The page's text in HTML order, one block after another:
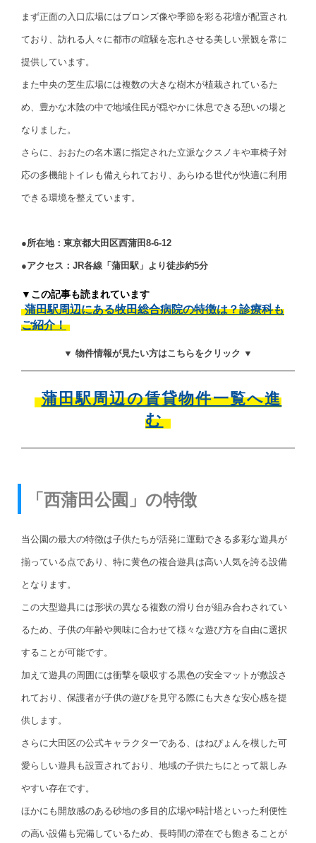
まず正面の入口広場にはブロンズ像や季節を彩る花壇が配置され
ており、訪れる人々に都市の喧騒を忘れさせる美しい景観を常に
提供しています。
また中央の芝生広場には複数の大きな樹木が植栽されているた
め、豊かな木陰の中で地域住民が穏やかに休息できる憩いの場と
なりました。
さらに、おおたの名木選に指定された立派なクスノキや車椅子対
応の多機能トイレも備えられており、あらゆる世代が快適に利用
できる環境を整えています。
●所在地：東京都大田区西蒲田8-6-12
●アクセス：JR各線「蒲田駅」より徒歩約5分
▼この記事も読まれています
蒲田駅周辺にある牧田総合病院の特徴は？診療科も
ご紹介！
▼ 物件情報が見たい方はこちらをクリック ▼
蒲田駅周辺の賃貸物件一覧へ進
む
「西蒲田公園」の特徴
当公園の最大の特徴は子供たちが活発に運動できる多彩な遊具が
揃っている点であり、特に黄色の複合遊具は高い人気を誇る設備
となります。
この大型遊具には形状の異なる複数の滑り台が組み合わされてい
るため、子供の年齢や興味に合わせて様々な遊び方を自由に選択
することが可能です。
加えて遊具の周囲には衝撃を吸収する黒色の安全マットが敷設さ
れており、保護者が子供の遊びを見守る際にも大きな安心感を提
供します。
さらに大田区の公式キャラクターである、はねぴょんを模した可
愛らしい遊具も設置されており、地域の子供たちにとって親しみ
やすい存在です。
ほかにも開放感のある砂地の多目的広場や時計塔といった利便性
の高い設備も完備しているため、長時間の滞在でも飽きることが